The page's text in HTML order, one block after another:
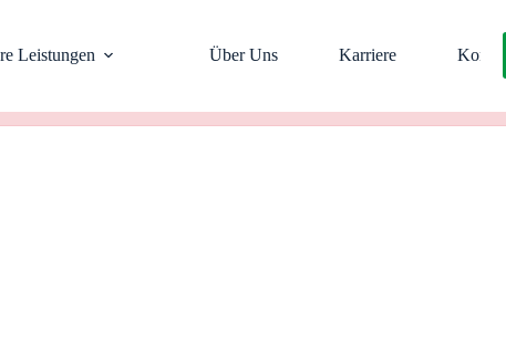
Leistungen Über Uns Karriere Kontakt